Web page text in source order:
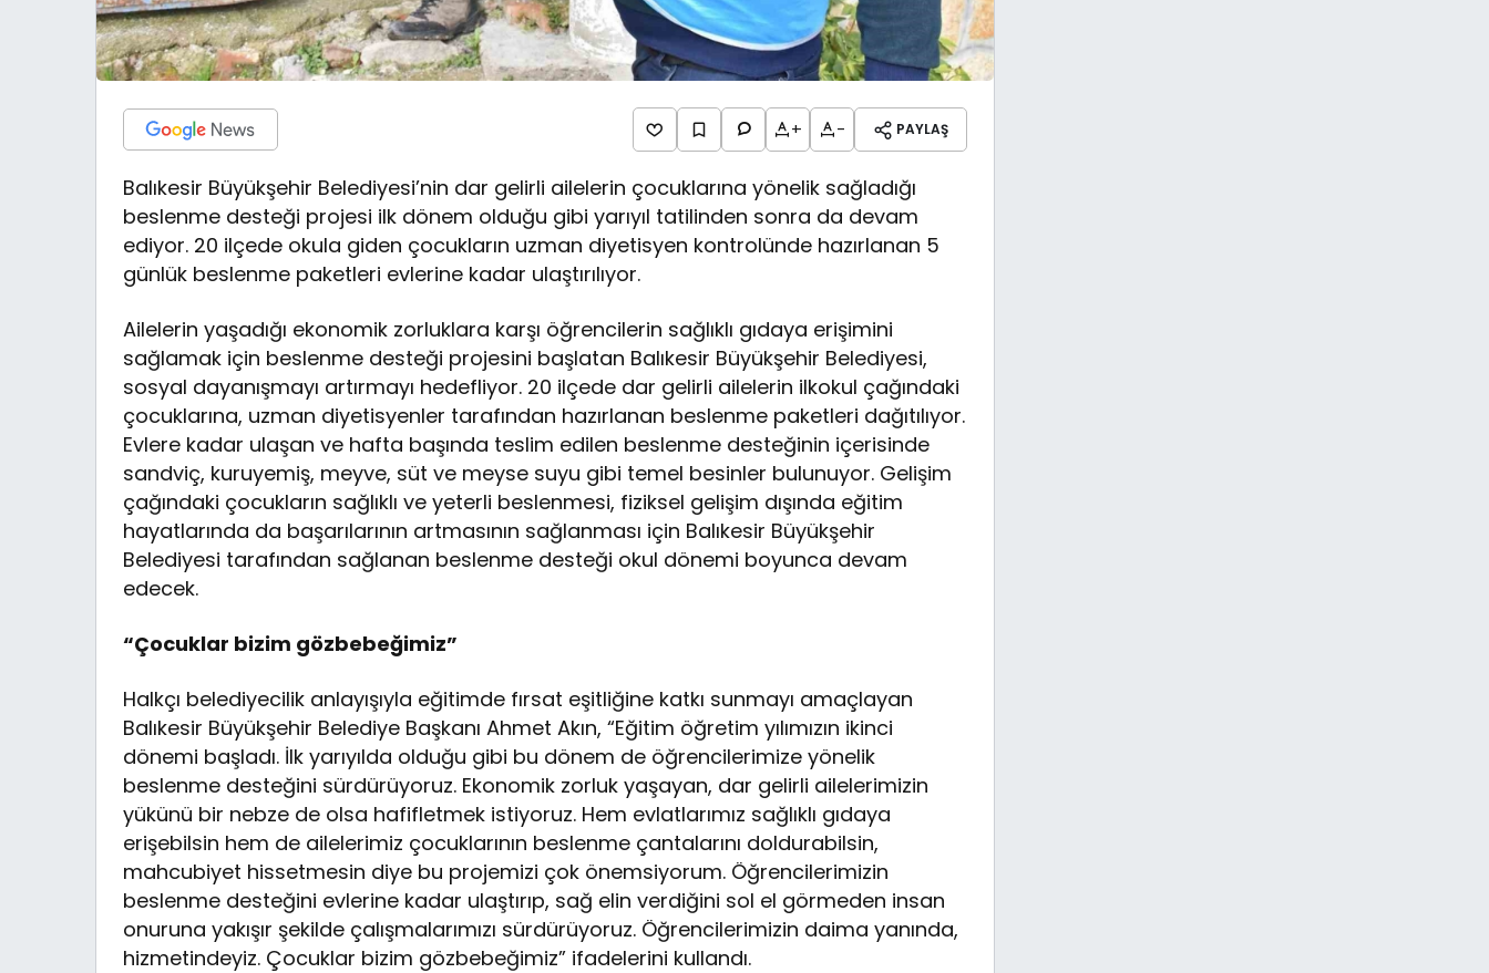
+ - PAYLAŞ
Balıkesir Büyükşehir Belediyesi’nin dar gelirli ailelerin çocuklarına yönelik sağladığı
beslenme desteği projesi ilk dönem olduğu gibi yarıyıl tatilinden sonra da devam
ediyor. 20 ilçede okula giden çocukların uzman diyetisyen kontrolünde hazırlanan 5
günlük beslenme paketleri evlerine kadar ulaştırılıyor.
Ailelerin yaşadığı ekonomik zorluklara karşı öğrencilerin sağlıklı gıdaya erişimini
sağlamak için beslenme desteği projesini başlatan Balıkesir Büyükşehir Belediyesi,
sosyal dayanışmayı artırmayı hedefliyor. 20 ilçede dar gelirli ailelerin ilkokul çağındaki
çocuklarına, uzman diyetisyenler tarafından hazırlanan beslenme paketleri dağıtılıyor.
Evlere kadar ulaşan ve hafta başında teslim edilen beslenme desteğinin içerisinde
sandviç, kuruyemiş, meyve, süt ve meyse suyu gibi temel besinler bulunuyor. Gelişim
çağındaki çocukların sağlıklı ve yeterli beslenmesi, fiziksel gelişim dışında eğitim
hayatlarında da başarılarının artmasının sağlanması için Balıkesir Büyükşehir
Belediyesi tarafından sağlanan beslenme desteği okul dönemi boyunca devam
edecek.
“Çocuklar bizim gözbebeğimiz”
Halkçı belediyecilik anlayışıyla eğitimde fırsat eşitliğine katkı sunmayı amaçlayan
Balıkesir Büyükşehir Belediye Başkanı Ahmet Akın, “Eğitim öğretim yılımızın ikinci
dönemi başladı. İlk yarıyılda olduğu gibi bu dönem de öğrencilerimize yönelik
beslenme desteğini sürdürüyoruz. Ekonomik zorluk yaşayan, dar gelirli ailelerimizin
yükünü bir nebze de olsa hafifletmek istiyoruz. Hem evlatlarımız sağlıklı gıdaya
erişebilsin hem de ailelerimiz çocuklarının beslenme çantalarını doldurabilsin,
mahcubiyet hissetmesin diye bu projemizi çok önemsiyorum. Öğrencilerimizin
beslenme desteğini evlerine kadar ulaştırıp, sağ elin verdiğini sol el görmeden insan
onuruna yakışır şekilde çalışmalarımızı sürdürüyoruz. Öğrencilerimizin daima yanında,
hizmetindeyiz. Çocuklar bizim gözbebeğimiz” ifadelerini kullandı.